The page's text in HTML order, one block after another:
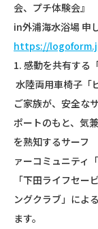
会、プチ体験会』
in外浦海水浴場 申
https://
1. 感動を共有する
水陸両用車椅子「
ご家族が、安全なサ
ポートのもと、気
を熟知するサーフ
ァーコミュニティ
「下田ライフセービ
ングクラブ」によ
ます。